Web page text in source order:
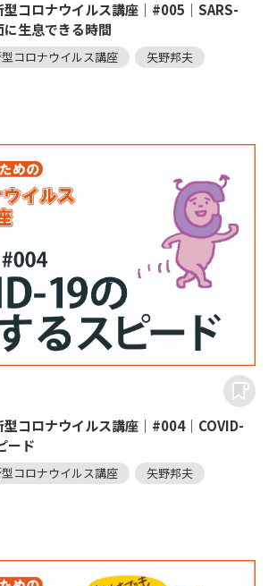
型コロナウイルス講座｜#005｜SARS-
生息できる時間
コロナウイルス講座
矢野邦夫
型コロナウイルス講座｜#004｜COVID-
ード
コロナウイルス講座
矢野邦夫